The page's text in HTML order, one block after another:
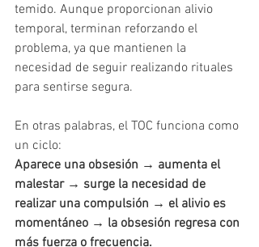
temido. Aunque proporcionan alivio
temporal, terminan reforzando el
problema, ya que mantienen la
necesidad de seguir realizando rituales
para sentirse segura.
En otras palabras, el TOC funciona como
un ciclo:
Aparece una obsesión → aumenta el
malestar → surge la necesidad de
realizar una compulsión → el alivio es
momentáneo → la obsesión regresa con
más fuerza o frecuencia.